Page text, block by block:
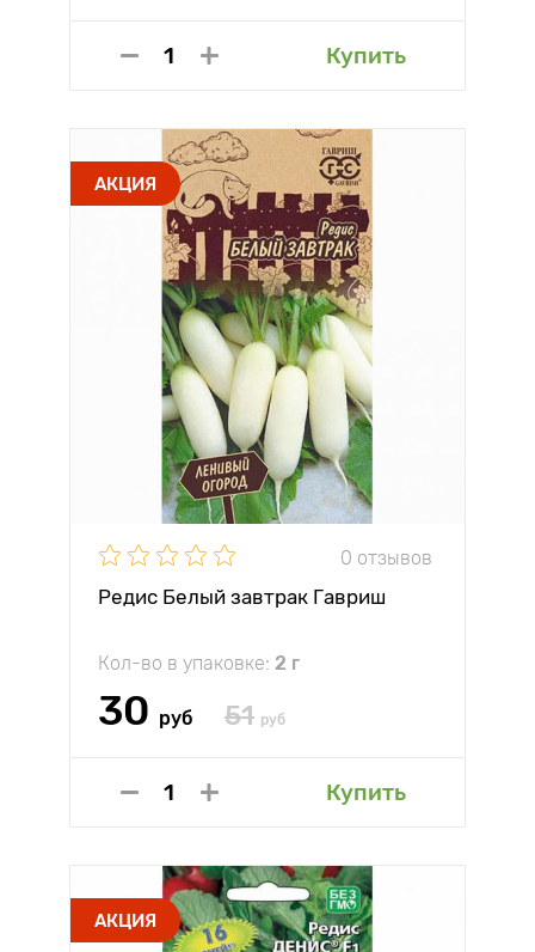
Купить
АКЦИЯ
0 отзывов
Редис Белый завтрак Гавриш
Кол-во в упаковке: 2 г
30 руб 51 руб
Купить
АКЦИЯ